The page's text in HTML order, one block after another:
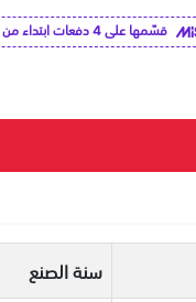
قسّمها على 4 دفعات ابتداء من
سنة الصنع